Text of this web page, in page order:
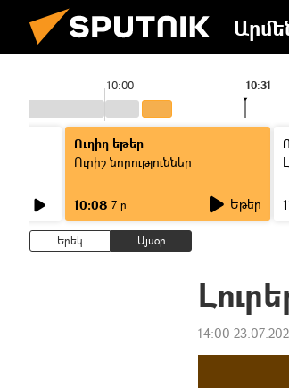
10:00 10:31
Ուղիղ եթեր
Ուրիշ նորություններ
10:08 7 ր Եթեր
Երեկ Այսօր
14:00